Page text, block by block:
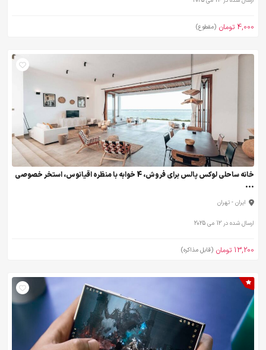
4,000 تومان (مقطوع)
خانه ساحلی لوکس پالس برای فروش، 4 خوابه با منظره اقیانوس، استخر خصوصی
...
ایران - تهران
ارسال شده در 12 می 2025
13,200 تومان (قابل مذاکره)